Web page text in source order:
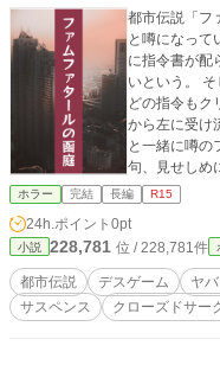
都市伝説「フ
と噂になって
に指令書が配
いという。
どの指令もクリアで
から左に受け
と一緒に噂の
句、見せしめに翔太
らぬ男性と一
ゲームの主催者か
が敵か。 逃
しなくては死
コントロール
のか。 ゲームスタート。 ＊サイトより転載になります。 ＊
各種残酷描写
ホラー 完結 長編 R15
24h.ポイント 0pt
小説 228,781 位 / 228,781件
都市伝説 デスゲーム ヤ
サスペンス
クローズドサー